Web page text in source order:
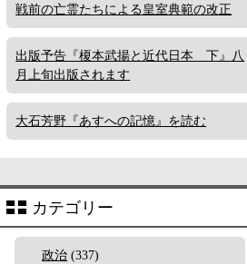
戦前の亡霊たちによる皇室典範の改正
出版予告『榎本武揚と近代日本 下』八
月上旬出版されます
大石芳野『あすへの記憶』を読む
カテゴリー
政治 (337)